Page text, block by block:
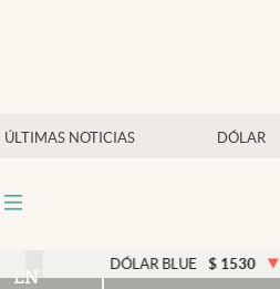
ÚLTIMAS NOTICIAS DÓLAR
Mercados Online
Otras secciones
DÓLAR BLUE $ 1530 -0.65
EN